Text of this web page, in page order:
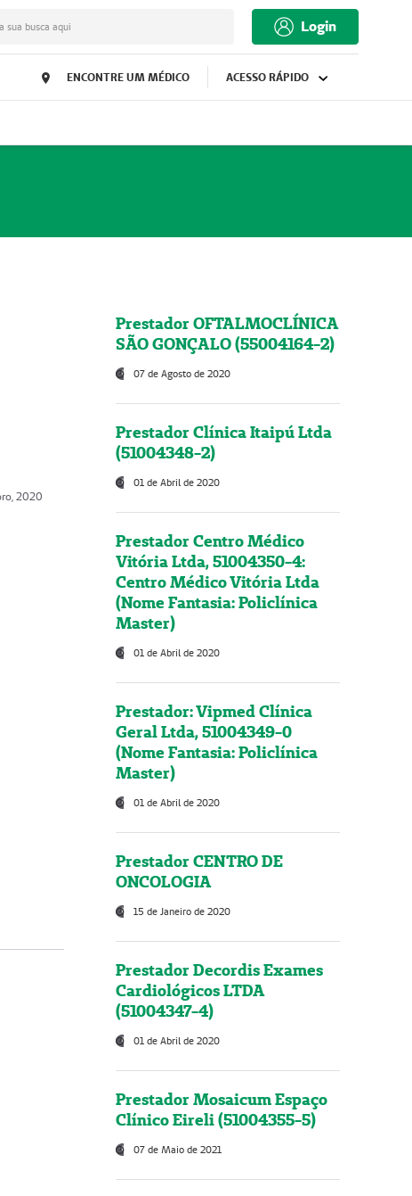
sua busca aqui Login
ENCONTRE UM MÉDICO ACESSO RÁPIDO
2020
Prestador OFTALMOCLÍNICA
SÃO GONÇALO (55004164-2)
07 de Agosto de 2020
Prestador Clínica Itaipú Ltda
(51004348-2)
01 de Abril de 2020
Prestador Centro Médico
Vitória Ltda, 51004350-4:
Centro Médico Vitória Ltda
(Nome Fantasia: Policlínica
Master)
01 de Abril de 2020
Prestador: Vipmed Clínica
Geral Ltda, 51004349-0
(Nome Fantasia: Policlínica
Master)
01 de Abril de 2020
Prestador CENTRO DE
ONCOLOGIA
15 de Janeiro de 2020
Prestador Decordis Exames
Cardiológicos LTDA
(51004347-4)
01 de Abril de 2020
Prestador Mosaicum Espaço
Clínico Eireli (51004355-5)
07 de Maio de 2021